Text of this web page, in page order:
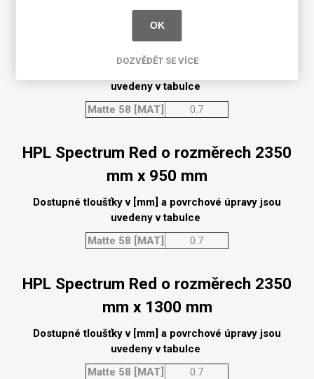
HPL Spectrum Red o rozměrech 3050
mm x 1300 mm
uvedeny v tabulce
Matte 58 [MAT]
0.7
HPL Spectrum Red o rozměrech 2350
mm x 950 mm
Dostupné tloušťky v [mm] a povrchové úpravy jsou
uvedeny v tabulce
Matte 58 [MAT]
0.7
HPL Spectrum Red o rozměrech 2350
mm x 1300 mm
Dostupné tloušťky v [mm] a povrchové úpravy jsou
uvedeny v tabulce
Matte 58 [MAT]
0.7
OK
DOZVĚDĚT SE VÍCE